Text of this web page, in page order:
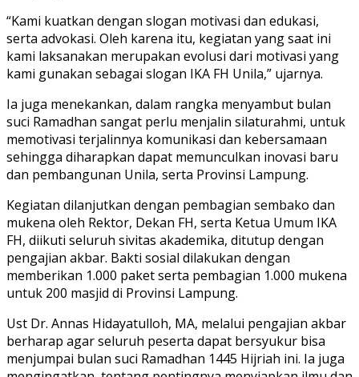
“Kami kuatkan dengan slogan motivasi dan edukasi,
serta advokasi. Oleh karena itu, kegiatan yang saat ini
kami laksanakan merupakan evolusi dari motivasi yang
kami gunakan sebagai slogan IKA FH Unila,” ujarnya.
Ia juga menekankan, dalam rangka menyambut bulan
suci Ramadhan sangat perlu menjalin silaturahmi, untuk
memotivasi terjalinnya komunikasi dan kebersamaan
sehingga diharapkan dapat memunculkan inovasi baru
dan pembangunan Unila, serta Provinsi Lampung.
Kegiatan dilanjutkan dengan pembagian sembako dan
mukena oleh Rektor, Dekan FH, serta Ketua Umum IKA
FH, diikuti seluruh sivitas akademika, ditutup dengan
pengajian akbar. Bakti sosial dilakukan dengan
memberikan 1.000 paket serta pembagian 1.000 mukena
untuk 200 masjid di Provinsi Lampung.
Ust Dr. Annas Hidayatulloh, MA, melalui pengajian akbar
berharap agar seluruh peserta dapat bersyukur bisa
menjumpai bulan suci Ramadhan 1445 Hijriah ini. Ia juga